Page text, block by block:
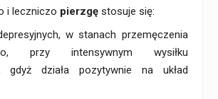
i leczniczo pierzgę stosuje się:
w stanach przemęczenia
przy intensywnym wysiłku
gdyż działa pozytywnie na układ